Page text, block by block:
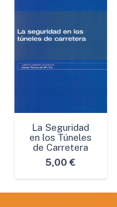
La Seguridad
en los Túneles
de Carretera
5,00 €